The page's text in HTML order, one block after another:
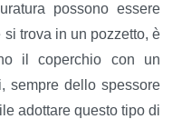
possono essere
trova in un pozzetto, è
il coperchio con un
sempre dello spessore
adottare questo tipo di